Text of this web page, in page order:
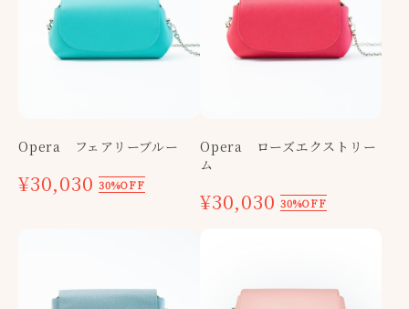
Opera フェアリーブルー
¥30,030 30%OFF
Opera ローズエクストリー
ム
¥30,030 30%OFF